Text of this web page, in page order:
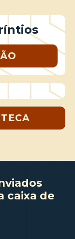
caixa de